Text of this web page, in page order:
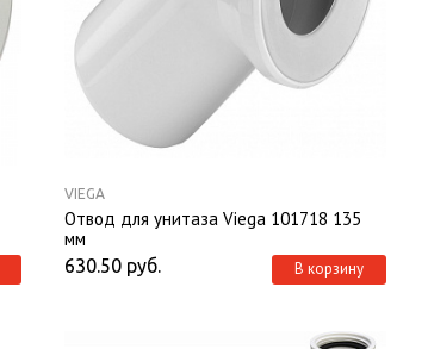
VIEGA
Отвод для унитаза Viega 101718 135
мм
630.50 руб. В корзину